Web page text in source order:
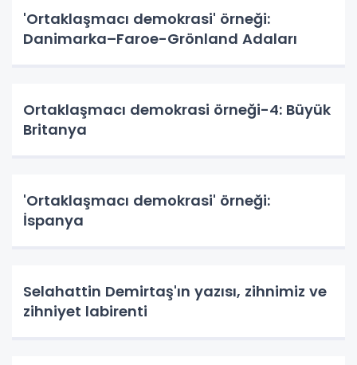
'Ortaklaşmacı demokrasi' örneği:
Danimarka–Faroe-Grönland Adaları
Ortaklaşmacı demokrasi örneği-4: Büyük
Britanya
'Ortaklaşmacı demokrasi' örneği:
İspanya
Selahattin Demirtaş'ın yazısı, zihnimiz ve
zihniyet labirenti